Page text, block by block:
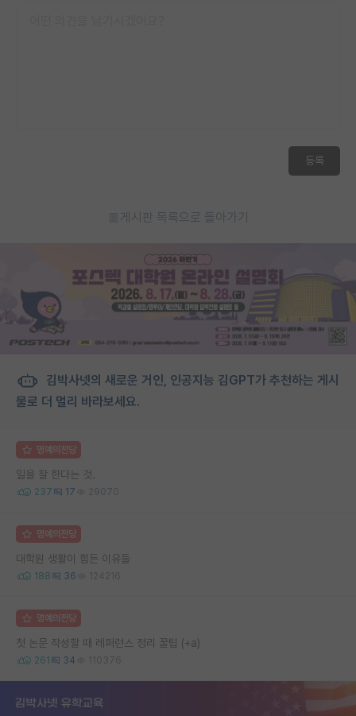
등록
게시판 목록으로 돌아가기
김박사넷의 새로운 거인, 인공지능 김GPT가 추천하는 게시
물로 더 멀리 바라보세요.
명예의전당
일을 잘 한다는 것.
237 17 29070
명예의전당
대학원 생활이 힘든 이유들
188 36 124216
명예의전당
첫 논문 작성할 때 레퍼런스 정리 꿀팁 (+a)
261 34 110376